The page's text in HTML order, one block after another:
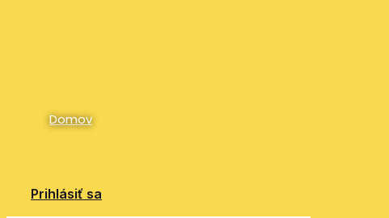
Domov
Prihlásiť sa